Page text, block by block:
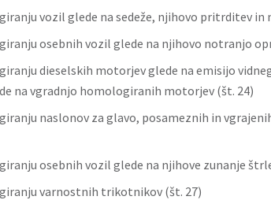
vozil glede na sedeže, njihovo pritrditev in
osebnih vozil glede na njihovo notranjo
dieselskih motorjev glede na emisijo
na vgradnjo homologiranih motorjev (št. 24)
naslonov za glavo, posameznih in
osebnih vozil glede na njihove zunanje
varnostnih trikotnikov (št. 27)